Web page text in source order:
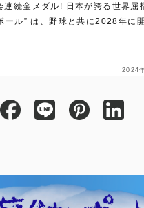
連続金メダル! 日本が誇る世界屈
ール” は、野球と共に2028年に
て…
2024